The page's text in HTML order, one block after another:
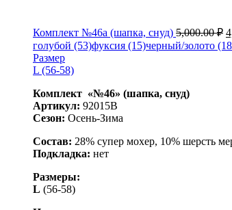
Комплект №46а (шапка, снуд) 5,000.00₽
голубой (53)фуксия (15)черный/золото
Размер
L (56-58)
Комплект «№46» (шапка, снуд)
Артикул: 92015B
Сезон: Осень-Зима
Состав: 28% супер мохер, 10% шерсть
Подкладка: нет
Размеры:
L (56-58)